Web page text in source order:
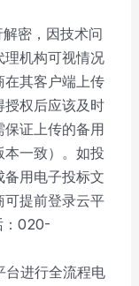
密，因技术问
理机构可视情况
在其客户端上传
授权后应该及时
证上传的备用
一致）。如投
用电子投标文
可提前登录云平
：020-
进行全流程电